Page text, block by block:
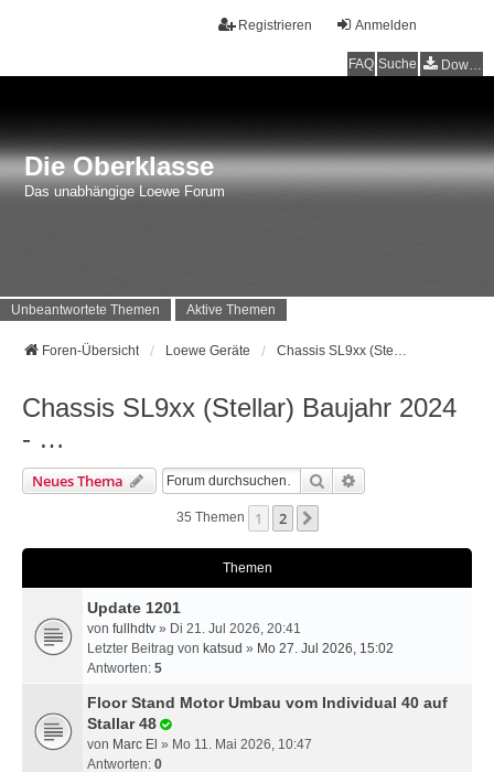
Anmelden
Registrieren
FAQ Suche Downloads
Die Oberklasse
Das unabhängige Loewe Forum
Unbeantwortete Themen Aktive Themen
Foren-Übersicht Loewe Geräte Chassis SL9xx (Stellar) Baujahr 2024 - …
Chassis SL9xx (Stellar) Baujahr 2024
- …
Neues Thema Suche
35 Themen 1 2
Themen
Update 1201
von fullhdtv » Di 21. Jul 2026, 20:41
Letzter Beitrag von katsud » Mo 27. Jul 2026, 15:02
Antworten: 5
Floor Stand Motor Umbau vom Individual 40 auf
Stallar 48
von Marc El » Mo 11. Mai 2026, 10:47
Antworten: 0